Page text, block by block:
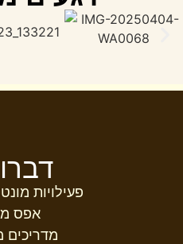
פעילויות
אפס
מדריכים